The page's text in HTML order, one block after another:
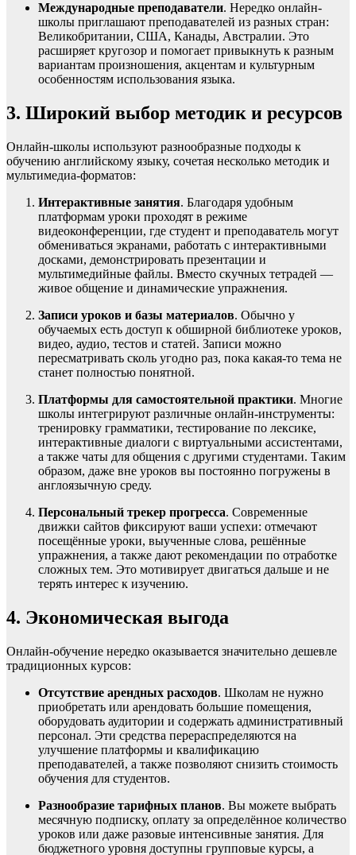
Международные преподаватели. Нередко онлайн-
школы приглашают преподавателей из разных стран:
Великобритании, США, Канады, Австралии. Это
расширяет кругозор и помогает привыкнуть к разным
вариантам произношения, акцентам и культурным
особенностям использования языка.
3. Широкий выбор методик и ресурсов
Онлайн-школы используют разнообразные подходы к
обучению английскому языку, сочетая несколько методик и
мультимедиа-форматов:
Интерактивные занятия. Благодаря удобным
платформам уроки проходят в режиме
видеоконференции, где студент и преподаватель могут
обмениваться экранами, работать с интерактивными
досками, демонстрировать презентации и
мультимедийные файлы. Вместо скучных тетрадей —
живое общение и динамические упражнения.
Записи уроков и базы материалов. Обычно у
обучаемых есть доступ к обширной библиотеке уроков,
видео, аудио, тестов и статей. Записи можно
пересматривать сколь угодно раз, пока какая-то тема не
станет полностью понятной.
Платформы для самостоятельной практики. Многие
школы интегрируют различные онлайн-инструменты:
тренировку грамматики, тестирование по лексике,
интерактивные диалоги с виртуальными ассистентами,
а также чаты для общения с другими студентами. Таким
образом, даже вне уроков вы постоянно погружены в
англоязычную среду.
Персональный трекер прогресса. Современные
движки сайтов фиксируют ваши успехи: отмечают
посещённые уроки, выученные слова, решённые
упражнения, а также дают рекомендации по отработке
сложных тем. Это мотивирует двигаться дальше и не
терять интерес к изучению.
4. Экономическая выгода
Онлайн-обучение нередко оказывается значительно дешевле
традиционных курсов:
Отсутствие арендных расходов. Школам не нужно
приобретать или арендовать большие помещения,
оборудовать аудитории и содержать административный
персонал. Эти средства перераспределяются на
улучшение платформы и квалификацию
преподавателей, а также позволяют снизить стоимость
обучения для студентов.
Разнообразие тарифных планов. Вы можете выбрать
месячную подписку, оплату за определённое количество
уроков или даже разовые интенсивные занятия. Для
бюджетного уровня доступны групповые курсы, а